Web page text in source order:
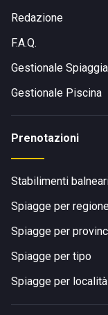
Redazione
F.A.Q.
Gestionale Spiaggia
Gestionale Piscina
Prenotazioni
Stabilimenti
Spiagge per
Spiagge per
Spiagge per tipo
Spiagge per